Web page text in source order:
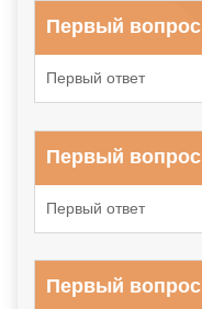
Первый вопрос
Первый ответ
Первый вопрос
Первый ответ
Первый вопрос